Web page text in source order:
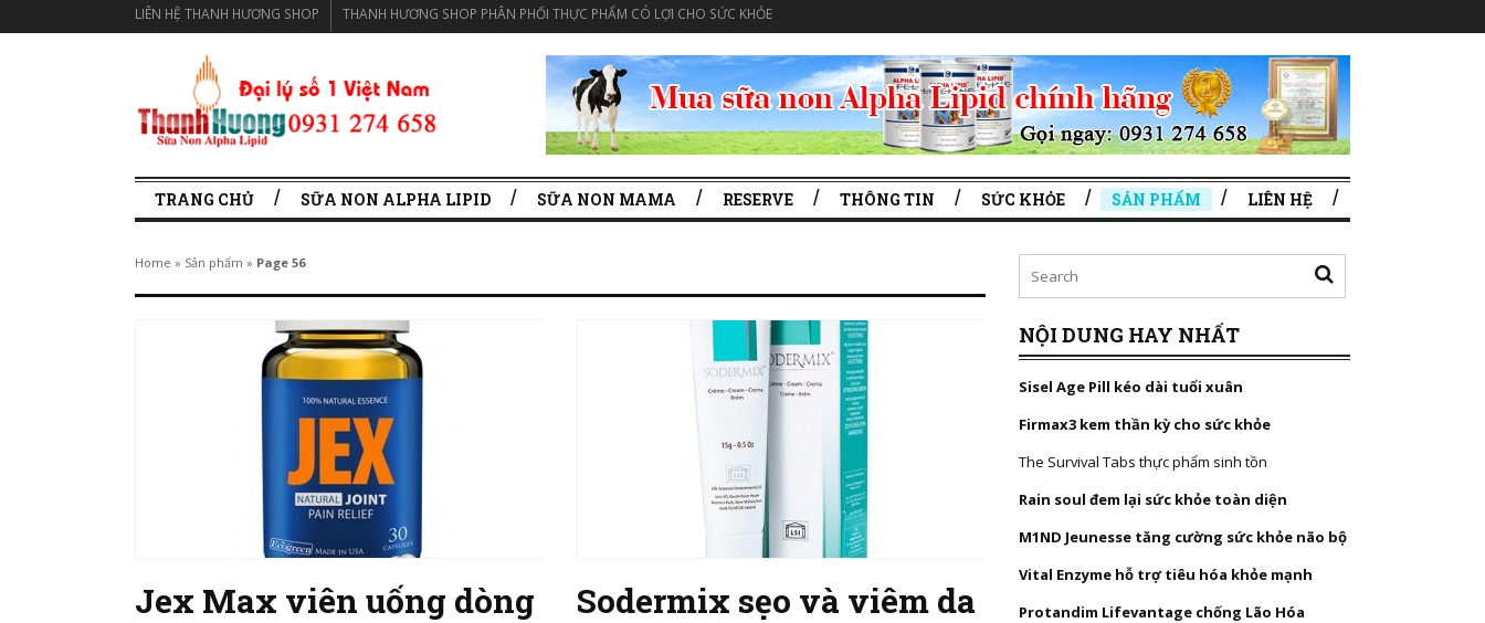
LIÊN HỆ THANH HƯƠNG SHOP THANH HƯƠNG SHOP PHÂN PHỐI THỰC PHẨM CÓ LỢI CHO SỨC KHỎE
TRANG CHỦ SỮA NON ALPHA LIPID SỮA NON MAMA RESERVE THÔNG TIN SỨC KHỎE SẢN PHẨM LIÊN HỆ
Home » Sản phẩm » Page 56
Jex Max viên uống dòng
Sodermix sẹo và viêm da
NỘI DUNG HAY NHẤT
Sisel Age Pill kéo dài tuổi xuân
Firmax3 kem thần kỳ cho sức khỏe
The Survival Tabs thực phẩm sinh tồn
Rain soul đem lại sức khỏe toàn diện
M1ND Jeunesse tăng cường sức khỏe não bộ
Vital Enzyme hỗ trợ tiêu hóa khỏe mạnh
Protandim Lifevantage chống Lão Hóa